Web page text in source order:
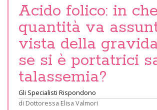
Acido folico: in che
quantità va
vista della
se si è portatrici
talassemia?
Gli Specialisti Rispondono
di Dottoressa Elisa Valmori